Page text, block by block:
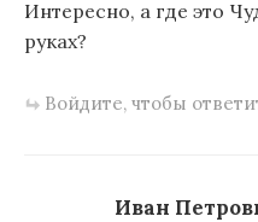
Интересно, а где это
руках?
Войдите, чтобы
Иван